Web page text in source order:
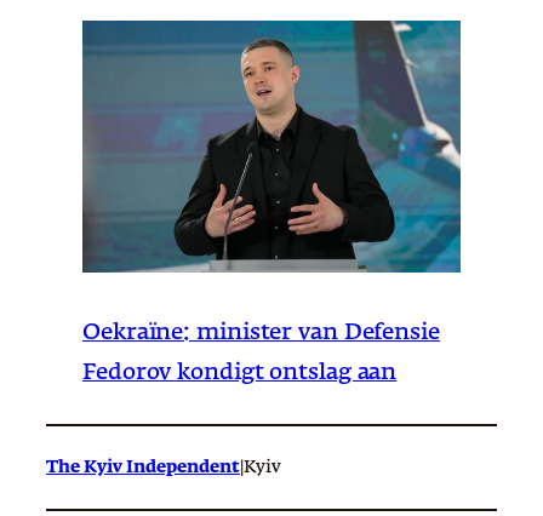
Oekraïne: minister van Defensie
Fedorov kondigt ontslag aan
The Kyiv Independent Kyiv